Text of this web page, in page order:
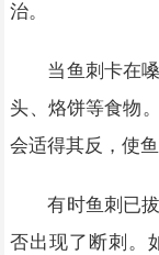
治。
当鱼刺卡在
头、烙饼等食物
会适得其反，使
有时鱼刺已
否出现了断刺。